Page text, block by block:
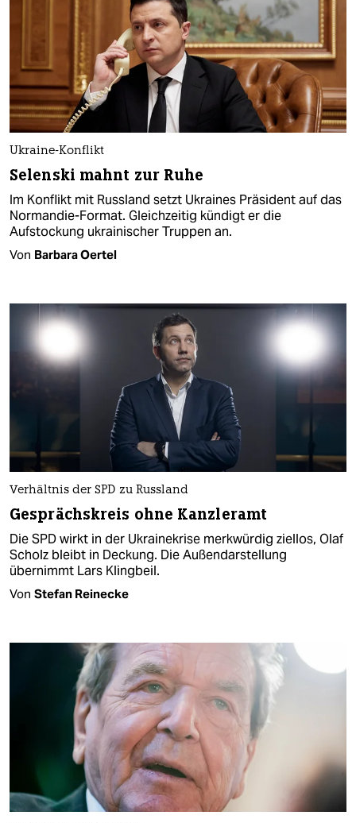
Ukraine-Konflikt
Selenski mahnt zur Ruhe
Im Konflikt mit Russland setzt Ukraines Präsident auf das
Normandie-Format. Gleichzeitig kündigt er die
Aufstockung ukrainischer Truppen an.
Von Barbara Oertel
Verhältnis der SPD zu Russland
Gesprächskreis ohne Kanzleramt
Die SPD wirkt in der Ukrainekrise merkwürdig ziellos, Olaf
Scholz bleibt in Deckung. Die Außendarstellung
übernimmt Lars Klingbeil.
Von Stefan Reinecke